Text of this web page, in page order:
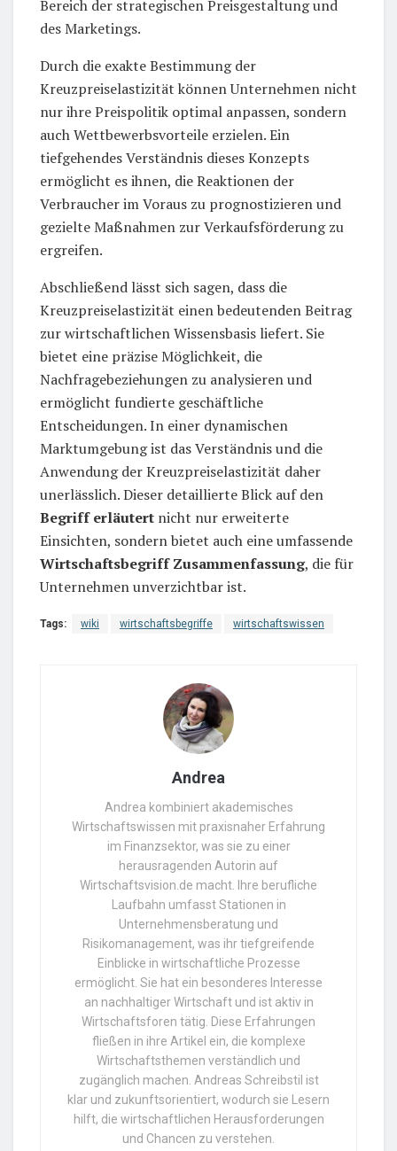
Bereich der strategischen Preisgestaltung und
des Marketings.
Durch die exakte Bestimmung der
Kreuzpreiselastizität können Unternehmen nicht
nur ihre Preispolitik optimal anpassen, sondern
auch Wettbewerbsvorteile erzielen. Ein
tiefgehendes Verständnis dieses Konzepts
ermöglicht es ihnen, die Reaktionen der
Verbraucher im Voraus zu prognostizieren und
gezielte Maßnahmen zur Verkaufsförderung zu
ergreifen.
Abschließend lässt sich sagen, dass die
Kreuzpreiselastizität einen bedeutenden Beitrag
zur wirtschaftlichen Wissensbasis liefert. Sie
bietet eine präzise Möglichkeit, die
Nachfragebeziehungen zu analysieren und
ermöglicht fundierte geschäftliche
Entscheidungen. In einer dynamischen
Marktumgebung ist das Verständnis und die
Anwendung der Kreuzpreiselastizität daher
unerlässlich. Dieser detaillierte Blick auf den
Begriff erläutert nicht nur erweiterte
Einsichten, sondern bietet auch eine umfassende
Wirtschaftsbegriff Zusammenfassung, die für
Unternehmen unverzichtbar ist.
Tags: wiki wirtschaftsbegriffe wirtschaftswissen
Andrea
Andrea kombiniert akademisches
Wirtschaftswissen mit praxisnaher Erfahrung
im Finanzsektor, was sie zu einer
herausragenden Autorin auf
Wirtschaftsvision.de macht. Ihre berufliche
Laufbahn umfasst Stationen in
Unternehmensberatung und
Risikomanagement, was ihr tiefgreifende
Einblicke in wirtschaftliche Prozesse
ermöglicht. Sie hat ein besonderes Interesse
an nachhaltiger Wirtschaft und ist aktiv in
Wirtschaftsforen tätig. Diese Erfahrungen
fließen in ihre Artikel ein, die komplexe
Wirtschaftsthemen verständlich und
zugänglich machen. Andreas Schreibstil ist
klar und zukunftsorientiert, wodurch sie Lesern
hilft, die wirtschaftlichen Herausforderungen
und Chancen zu verstehen.